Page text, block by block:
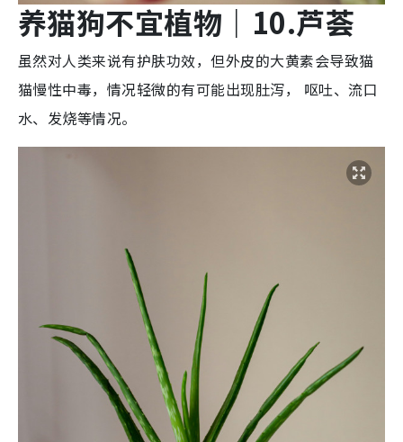
养猫狗不宜植物 ｜10.芦荟
虽然对人类来说有护肤功效，但外皮的大黄素会导致猫
猫慢性中毒，情况轻微的有可能出现肚泻， 呕吐、流口
水、发烧等情况。